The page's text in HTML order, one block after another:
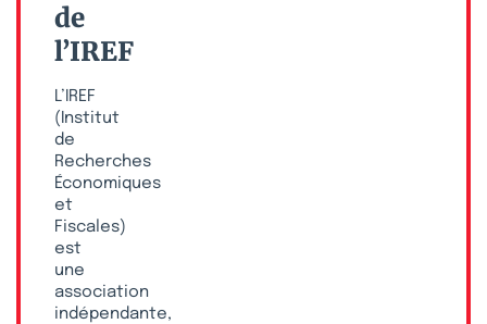
de
l’IREF
L’IREF
(Institut
de
Recherches
Économiques
et
Fiscales)
est
une
association
indépendante,